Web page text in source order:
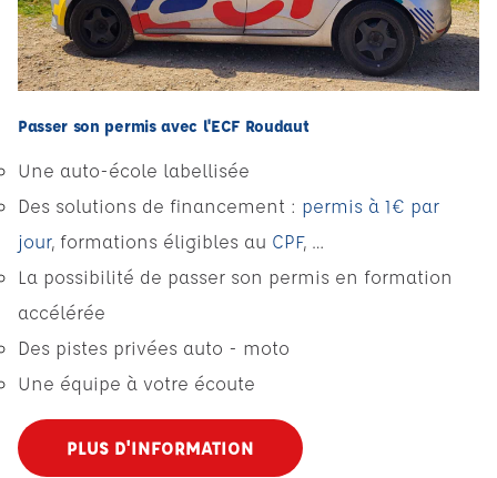
Passer son permis avec l'ECF Roudaut
Une auto-école labellisée
Des solutions de financement : permis à 1€ par
jour, formations éligibles au CPF, …
La possibilité de passer son permis en formation
accélérée
Des pistes privées auto - moto
Une équipe à votre écoute
PLUS D'INFORMATION